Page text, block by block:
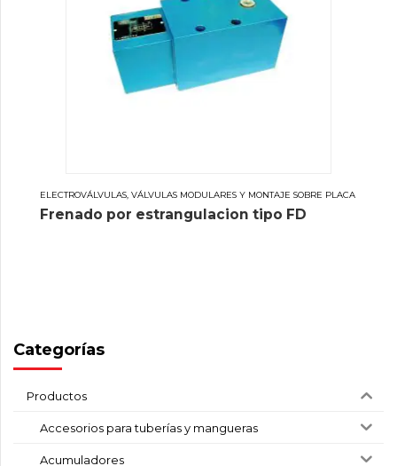
ELECTROVÁLVULAS, VÁLVULAS MODULARES Y MONTAJE SOBRE PLACA
Frenado por estrangulacion tipo FD
Categorías
Productos
Accesorios para tuberías y mangueras
Acumuladores